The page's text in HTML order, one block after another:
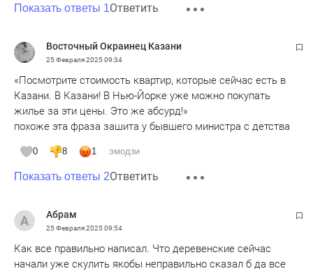
Показать ответы 1Ответить
Восточный Окраинец Казани
25 Февраля 202509:34
«Посмотрите стоимость квартир, которые сейчас есть в
Казани. В Казани! В Нью-Йорке уже можно покупать
жилье за эти цены. Это же абсурд!»
похоже эта фраза зашита у бывшего министра с детства
0 8 1 эмодзи
Показать ответы 2Ответить
Абрам
25 Февраля 202509:54
Как все правильно написал. Что деревенские сейчас
начали уже скулить якобы неправильно сказал б да все